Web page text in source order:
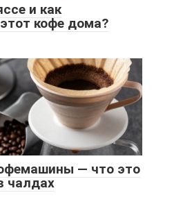
и как
кофе дома?
— что это
чалдах